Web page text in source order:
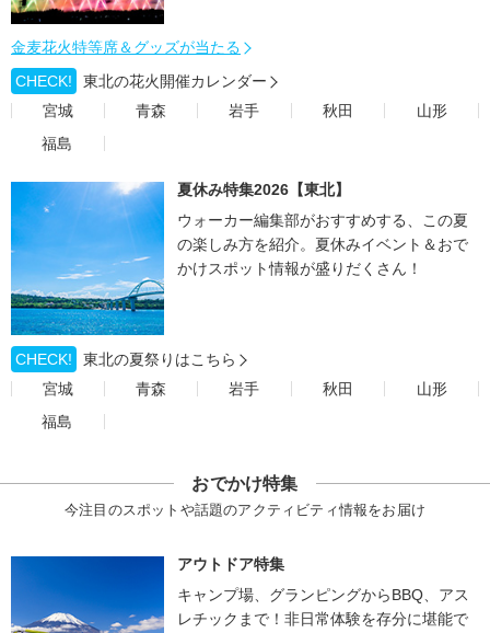
金麦花火特等席＆グッズが当たる
CHECK!
東北の花火開催カレンダー
宮城
青森 岩手 秋田
山形
福島
夏休み特集2026【東北】
ウォーカー編集部がおすすめする、この夏
の楽しみ方を紹介。夏休みイベント＆おで
かけスポット情報が盛りだくさん！
CHECK!
東北の夏祭りはこちら
宮城
青森 岩手 秋田
山形
福島
おでかけ特集
今注目のスポットや話題のアクティビティ情報をお届け
アウトドア特集
キャンプ場、グランピングからBBQ、アス
レチックまで！非日常体験を存分に堪能で